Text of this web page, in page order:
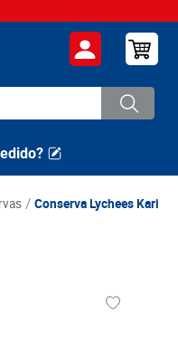
Conserva Lychees Kari